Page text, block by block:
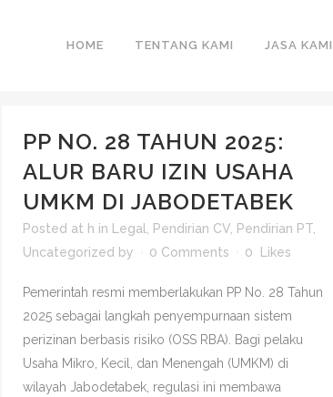
HOME TENTANG KAMI JASA KAMI
PP NO. 28 TAHUN 2025:
ALUR BARU IZIN USAHA
UMKM DI JABODETABEK
Posted at h in Legal Pendirian CV, Pendirian PT,
Uncategorized by 0 Comments 0 Likes
Pemerintah resmi memberlakukan PP No. 28 Tahun
2025 sebagai langkah penyempurnaan sistem
perizinan berbasis risiko (OSS RBA). Bagi pelaku
Usaha Mikro, Kecil, dan Menengah (UMKM) di
wilayah Jabodetabek, regulasi ini membawa